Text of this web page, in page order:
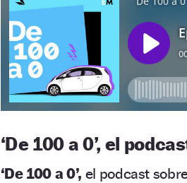
‘De 100 a 0’, el
‘De 100 a 0’, el podcast